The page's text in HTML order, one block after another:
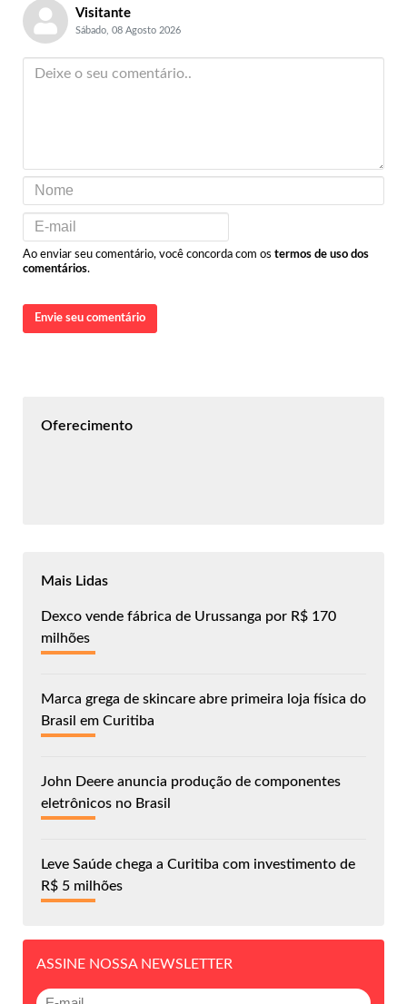
Visitante
Sábado, 08 Agosto 2026
Ao enviar seu comentário, você concorda com os termos de uso dos
comentários.
Envie seu comentário
Oferecimento
Mais Lidas
Dexco vende fábrica de Urussanga por R$ 170
milhões
Marca grega de skincare abre primeira loja física do
Brasil em Curitiba
John Deere anuncia produção de componentes
eletrônicos no Brasil
Leve Saúde chega a Curitiba com investimento de
R$ 5 milhões
ASSINE NOSSA NEWSLETTER